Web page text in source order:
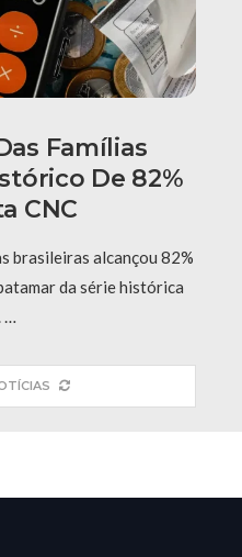
Famílias
De 82%
CNC
brasileiras alcançou 82%
da série histórica
…